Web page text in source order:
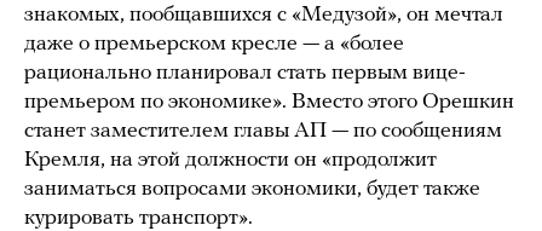
знакомых, пообщавшихся с «Медузой», он мечтал
даже о премьерском кресле — а «более
рационально планировал стать первым вице-
премьером по экономике». Вместо этого Орешкин
станет заместителем главы АП — по сообщениям
Кремля, на этой должности он «продолжит
заниматься вопросами экономики, будет также
курировать транспорт».